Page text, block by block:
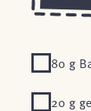
80 g
20 g